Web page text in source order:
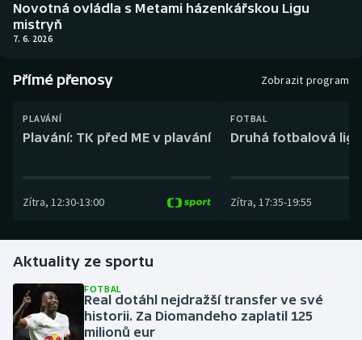
Boby a skeleton
Dostihy
Futsal
Gymnastika
Házená
AZ kvíz
Novotná ovládla s Metami házenkářskou Ligu
mistryň
7. 6. 2026
Přímé přenosy Zobrazit program
PLAVÁNÍ
Plavání: TK před ME v plavání
Zítra, 12:30-13:00
FOTBAL
Druhá fotbalová
Zítra, 17:35-19:55
Aktuality ze sportu
FOTBAL
Real dotáhl nejdražší transfer ve své
historii. Za Diomandeho zaplatil 125
milionů eur